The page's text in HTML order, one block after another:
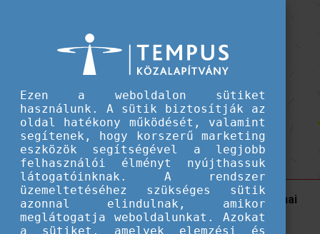
Barcelona nekem való, élettel teli,
pörgős város - Guthy Máté története
Interjú Guthy Mátéval, a
MOME Formatervezés
szakos hallgatójával.
Máté Pannónia Ösztöndíjprogram révén a barcelonai
Elisava School of Design and Engineering Product
Ezen a weboldalon sütiket
használunk. A sütik biztosítják az
oldal hatékony működését, valamint
segítenek, hogy korszerű marketing
eszközök segítségével a legjobb
felhasználói élményt nyújthassuk
látogatóinknak. A rendszer
üzemeltetéséhez szükséges sütik
azonnal elindulnak, amikor
meglátogatja weboldalunkat. Azokat
a sütiket, amelyek elemzési és